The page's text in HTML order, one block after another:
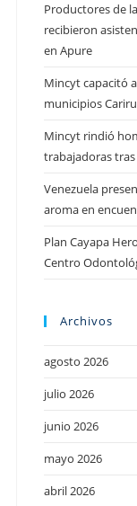
Productores de
recibieron
en Apure
Mincyt capacitó
municipios
Mincyt rindió
trabajadoras
Venezuela
aroma en
Plan Cayapa
Centro
Archivos
agosto 2026
julio 2026
junio 2026
mayo 2026
abril 2026